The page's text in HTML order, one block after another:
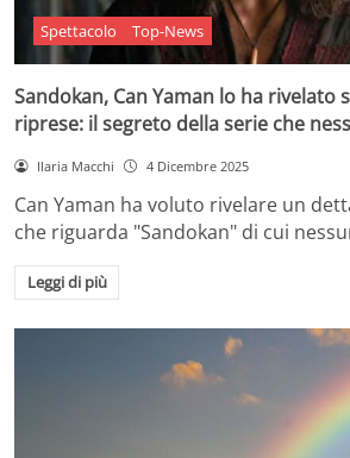
Spettacolo Top-News
Sandokan, Can Yaman lo ha rivelato
riprese: il segreto della serie che
Ilaria Macchi 4 Dicembre 2025
Can Yaman ha voluto rivelare un
che riguarda "Sandokan" di cui
Leggi di più